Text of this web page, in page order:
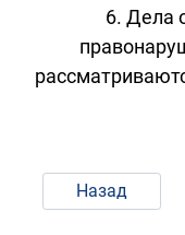
6. Дела
Назад